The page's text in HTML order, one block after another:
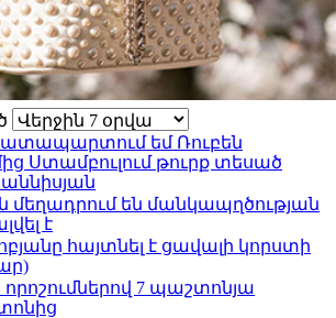
եմ Ռուբեն
Ստամբուլում թուրք տեսած
մեղադրում են մանկապղծության
է
հայտնել է ցավալի կորստի
7 պաշտոնյա